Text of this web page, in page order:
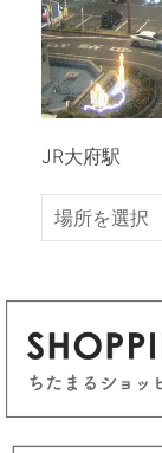
JR大府駅